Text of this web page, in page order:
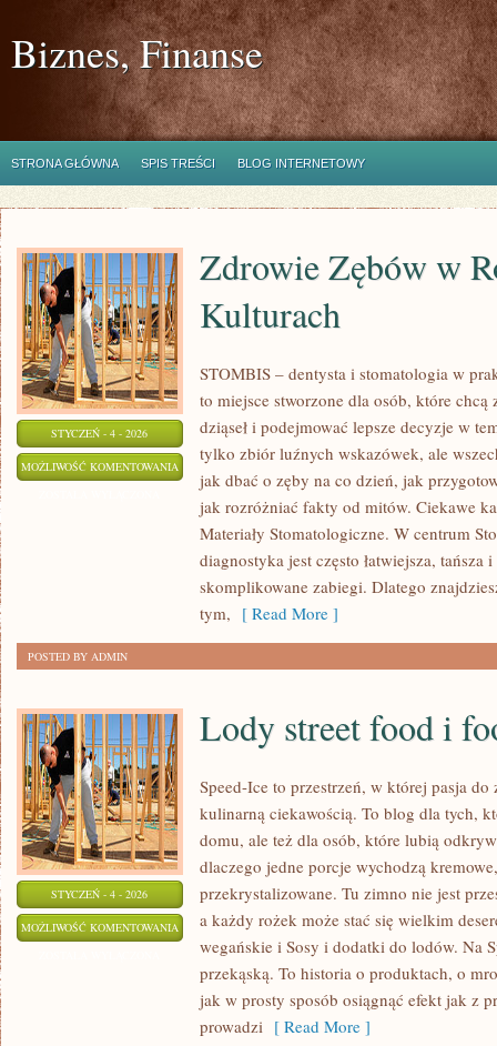
Biznes, Finanse
STRONA GŁÓWNA SPIS TREŚCI BLOG INTERNETOWY
STYCZEŃ - 4 - 2026
MOŻLIWOŚĆ KOMENTOWANIA ZDROWIE
ZĘBÓW
Zdrowie Zębów w
Kulturach
STOMBIS – dentysta i stomatologia w
to miejsce stworzone dla osób, które
dziąseł i podejmować lepsze decyzje w
tylko zbiór luźnych wskazówek, ale
jak dbać o zęby na co dzień, jak
jak rozróżniać fakty od mitów. Ciekawe
Materiały Stomatologiczne. W centrum
diagnostyka jest często łatwiejsza, tańsza
skomplikowane zabiegi. Dlatego
tym, [ Read More ]
POSTED BY ADMIN
STYCZEŃ - 4 - 2026
MOŻLIWOŚĆ KOMENTOWANIA LODY
STREET
FOOD
FOOD
Lody street food i
Speed-Ice to przestrzeń, w której pasja
kulinarną ciekawością. To blog dla tych,
domu, ale też dla osób, które lubią
dlaczego jedne porcje wychodzą
przekrystalizowane. Tu zimno nie jest
a każdy rożek może stać się wielkim
wegańskie i Sosy i dodatki do lodów. Na
przekąską. To historia o produktach, o
jak w prosty sposób osiągnąć efekt jak z
prowadzi [ Read More ]